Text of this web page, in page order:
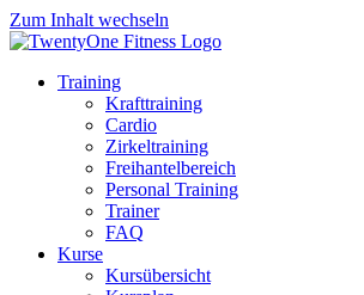
Zum Inhalt wechseln
Training
Krafttraining
Cardio
Zirkeltraining
Freihantelbereich
Personal Training
Trainer
FAQ
Kurse
Kursübersicht